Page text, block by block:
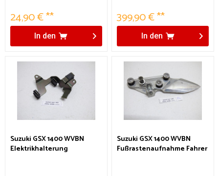
24,90 € **
In den
399,90 € **
In den
Suzuki GSX 1400 WVBN
Elektrikhalterung
Suzuki GSX 1400 WVBN
Fußrastenaufnahme Fahrer